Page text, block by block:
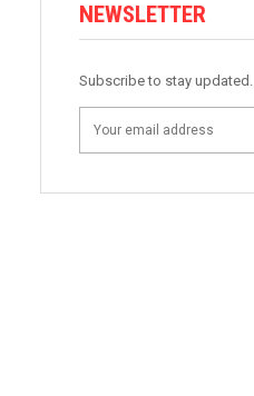
NEWSLETTER
Subscribe to stay updated.